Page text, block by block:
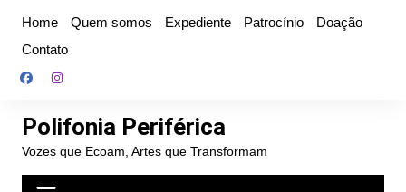
conteúdo
Home Quem somos Expediente Patrocínio
Doação
Contato
Polifonia Periférica
Vozes que Ecoam, Artes que Transformam